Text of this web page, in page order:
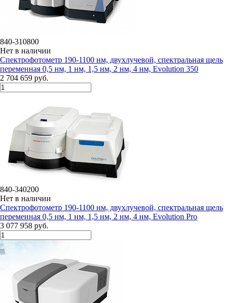
840-310800
Нет в наличии
Спектрофотометр 190-1100 нм, двухлучевой, спектральная щель
переменная 0,5 нм, 1 нм, 1,5 нм, 2 нм, 4 нм, Evolution 350
2 704 659 руб.
840-340200
Нет в наличии
Спектрофотометр 190-1100 нм, двухлучевой, спектральная щель
переменная 0,5 нм, 1 нм, 1,5 нм, 2 нм, 4 нм, Evolution Pro
3 077 958 руб.